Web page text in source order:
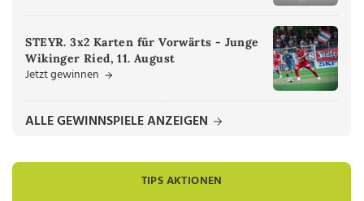
STEYR. 3x2 Karten für Vorwärts - Junge
Wikinger Ried, 11. August
Jetzt gewinnen
ALLE GEWINNSPIELE ANZEIGEN
TIPS AKTIONEN